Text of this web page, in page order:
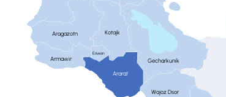
Armawir
Aragazotn Kotajk
Ararat
Gecharkunik
Wajoz Dsor
Eriwan